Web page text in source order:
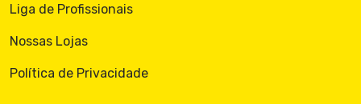
Liga de Profissionais
Nossas Lojas
Política de Privacidade